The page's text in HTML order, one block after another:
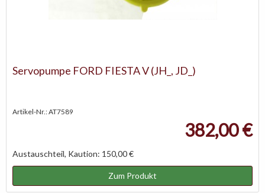
Servopumpe FORD FIESTA V (JH_, JD_)
Artikel-Nr.: AT7589
382,00 €
Austauschteil, Kaution: 150,00 €
Zum Produkt